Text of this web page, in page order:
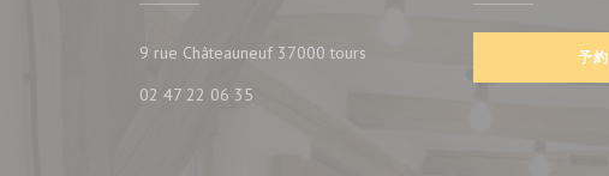
9 rue Châteauneuf 37000 tours((新しいウィンドウで開きます))
02 47 22 06 35
予約